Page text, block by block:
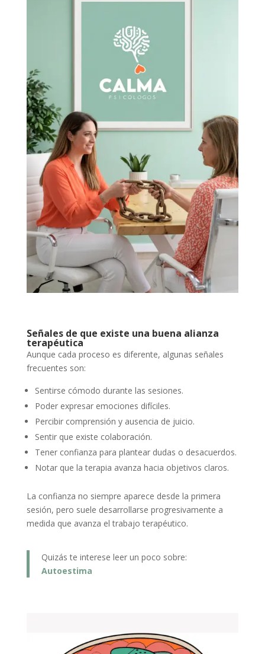
Señales de que existe una buena alianza
terapéutica
Aunque cada proceso es diferente, algunas señales
frecuentes son:
Sentirse cómodo durante las sesiones.
Poder expresar emociones difíciles.
Percibir comprensión y ausencia de juicio.
Sentir que existe colaboración.
Tener confianza para plantear dudas o desacuerdos.
Notar que la terapia avanza hacia objetivos claros.
La confianza no siempre aparece desde la primera
sesión, pero suele desarrollarse progresivamente a
medida que avanza el trabajo terapéutico.
Quizás te interese leer un poco sobre:
Autoestima